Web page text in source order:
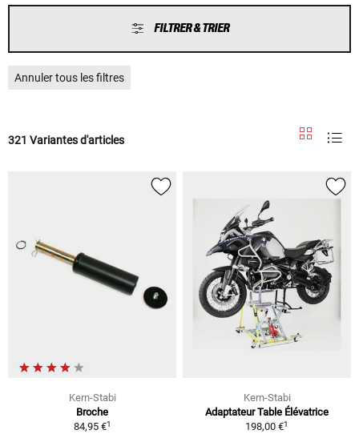
FILTRER & TRIER
Annuler tous les filtres
321 Variantes d'articles
Kern-Stabi
Broche
84,95 €1
Kern-Stabi
Adaptateur Table Élévatrice
198,00 €1